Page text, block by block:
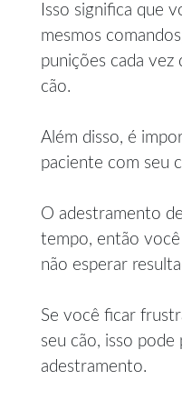
Isso significa que
mesmos
punições cada vez
cão.
Além disso, é
paciente com seu
O adestramento
tempo, então
não esperar
Se você ficar
seu cão, isso
adestramento.